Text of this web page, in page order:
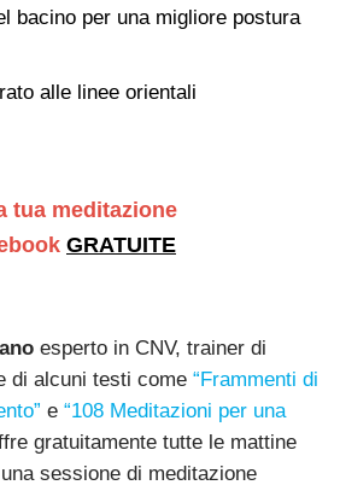
bacino per una migliore postura
alle linee orientali
tua meditazione
GRATUITE
esperto in CNV, trainer di
di alcuni testi come “Frammenti di
e “108 Meditazioni per una
gratuitamente tutte le mattine
sessione di meditazione